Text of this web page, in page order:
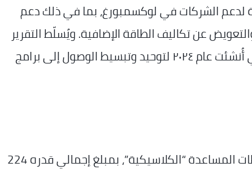
لدعم الشركات في لوكسمبورغ، بما في ذلك دعم
عن تكاليف الطاقة الإضافية. ويُسلّط التقرير
الضوء على الدور الهام للمديرية العامة للمساعدات، التي أُنشئت عام ٢٠٢٤ لتوحيد وتبسيط الوصول إلى برامج
وفي عام 2024، تمت معالجة 1895 طلباً في إطار مخططات المساعدة “الكلاسيكية”، بمبلغ إجمالي قدره 224